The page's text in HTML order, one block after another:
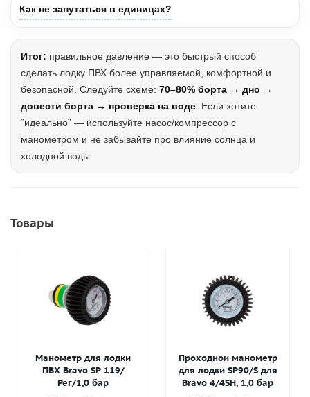
Как не запутаться в единицах?
Итог: правильное давление — это быстрый способ
сделать лодку ПВХ более управляемой, комфортной и
безопасной. Следуйте схеме: 70–80% борта → дно →
довести борта → проверка на воде . Если хотите
“идеально” — используйте насос/компрессор с
манометром и не забывайте про влияние солнца и
холодной воды.
Товары
Манометр для лодки
ПВХ Bravo SP 119/
Рег/1,0 бар
Проходной манометр
для лодки SP90/S для
Bravo 4/4SH, 1,0 бар